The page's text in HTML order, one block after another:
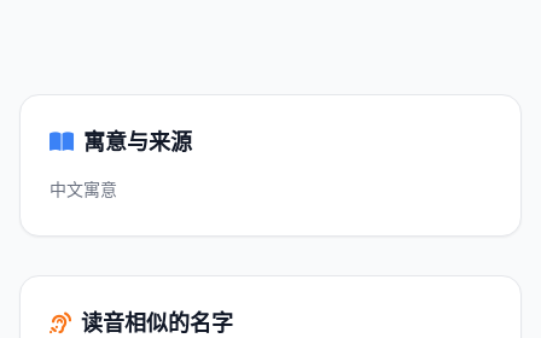
寓意与来源
中文寓意
读音相似的名字